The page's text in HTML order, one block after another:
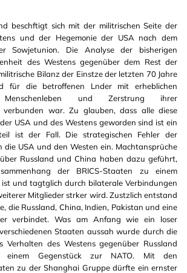
beschftigt sich mit der militrischen Seite der
und der Hegemonie der USA nach dem
Sowjetunion. Die Analyse der bisherigen
des Westens gegenüber dem Rest der
Bilanz der Einstze der letzten 70 Jahre
für die betroffenen Lnder mit erheblichen
und Zerstrung ihrer
verbunden war. Zu glauben, dass alle diese
USA und des Westens geworden sind ist ein
ist der Fall. Die strategischen Fehler der
die USA und den Westen ein. Machtansprüche
Russland und China haben dazu geführt,
der BRICS-Staaten zu einem
und tagtglich durch bilaterale Verbindungen
Mitglieder strker wird. Zustzlich entstand
die Russland, China, Indien, Pakistan und eine
verbindet. Was am Anfang wie ein loser
Staaten aussah wurde durch die
Verhalten des Westens gegenüber Russland
Gegenstück zur NATO. Mit den
zu der Shanghai Gruppe dürfte ein ernster